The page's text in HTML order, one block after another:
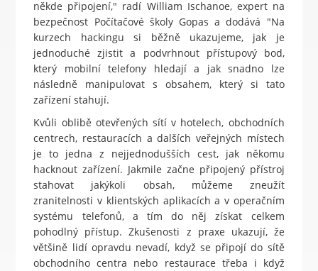
někde připojení," radí William Ischanoe, expert na
bezpečnost Počítačové školy Gopas a dodává "Na
kurzech hackingu si běžně ukazujeme, jak je
jednoduché zjistit a podvrhnout přístupový bod,
který mobilní telefony hledají a jak snadno lze
následně manipulovat s obsahem, který si tato
zařízení stahují.
Kvůli oblibě otevřených sítí v hotelech, obchodních
centrech, restauracích a dalších veřejných místech
je to jedna z nejjednodušších cest, jak někomu
hacknout zařízení. Jakmile začne připojený přístroj
stahovat jakýkoli obsah, můžeme zneužít
zranitelnosti v klientských aplikacích a v operačním
systému telefonů, a tím do něj získat celkem
pohodlný přístup. Zkušenosti z praxe ukazují, že
většině lidí opravdu nevadí, když se připojí do sítě
obchodního centra nebo restaurace třeba i když